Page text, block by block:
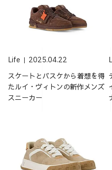
Life 2025.04.22
スケートとバスケから着想を得
たルイ・ヴィトンの新作メンズ
スニーカー